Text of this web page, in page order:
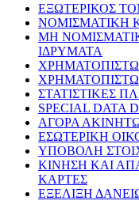
ΕΞΩΤΕΡΙΚΟΣ
ΝΟΜΙΣΜΑΤΙΚΗ
ΜΗ
ΙΔΡΥΜΑΤΑ
ΣΤΑΤΙΣΤΙΚΕΣ
SPECIAL DATA
ΑΓΟΡΑ
ΕΣΩΤΕΡΙΚΗ
ΥΠΟΒΟΛΗ
ΚΙΝΗΣΗ ΚΑΙ
ΚΑΡΤΕΣ
ΕΞΕΛΙΞΗ